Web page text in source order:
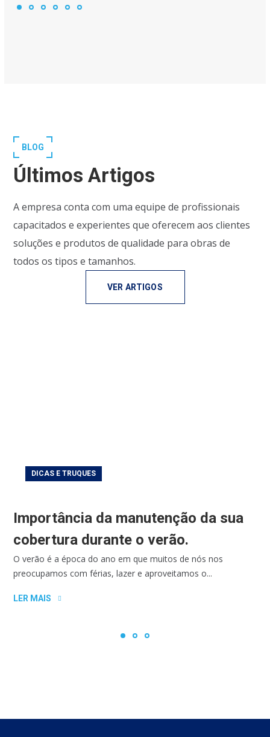
BLOG
Últimos Artigos
A empresa conta com uma equipe de profissionais
capacitados e experientes que oferecem aos clientes
soluções e produtos de qualidade para obras de
todos os tipos e tamanhos.
VER ARTIGOS
DICAS E TRUQUES
Importância da manutenção da sua
cobertura durante o verão.
O verão é a época do ano em que muitos de nós nos
preocupamos com férias, lazer e aproveitamos o...
LER MAIS